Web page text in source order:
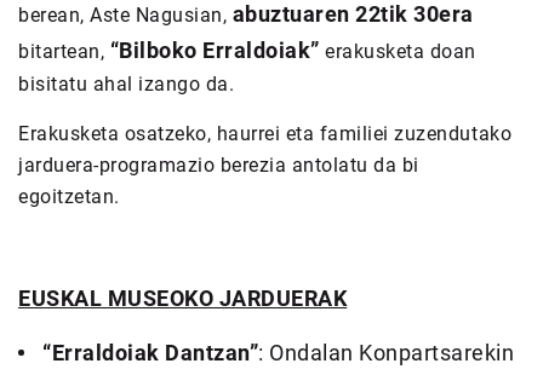
berean, Aste Nagusian, abuztuaren 22tik 30era
bitartean, “Bilboko Erraldoiak” erakusketa doan
bisitatu ahal izango da.
Erakusketa osatzeko, haurrei eta familiei zuzendutako
jarduera-programazio berezia antolatu da bi
egoitzetan.
EUSKAL MUSEOKO JARDUERAK
“Erraldoiak Dantzan”: Ondalan Konpartsarekin